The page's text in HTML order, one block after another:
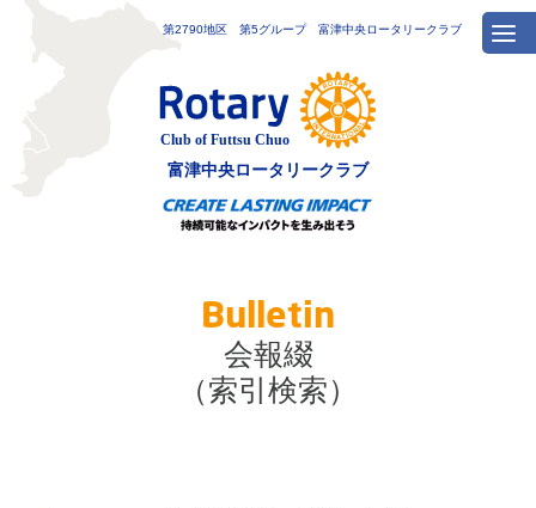
富津中央ロータリークラブ
第2790地区 第5グループ 富津中央ロータリークラブ
Bulletin
会報綴
（索引検索）